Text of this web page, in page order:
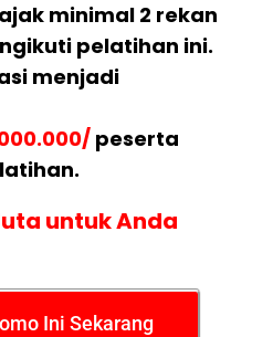
minimal 2 rekan
pelatihan ini.
menjadi
peserta
untuk Anda
Ini Sekarang